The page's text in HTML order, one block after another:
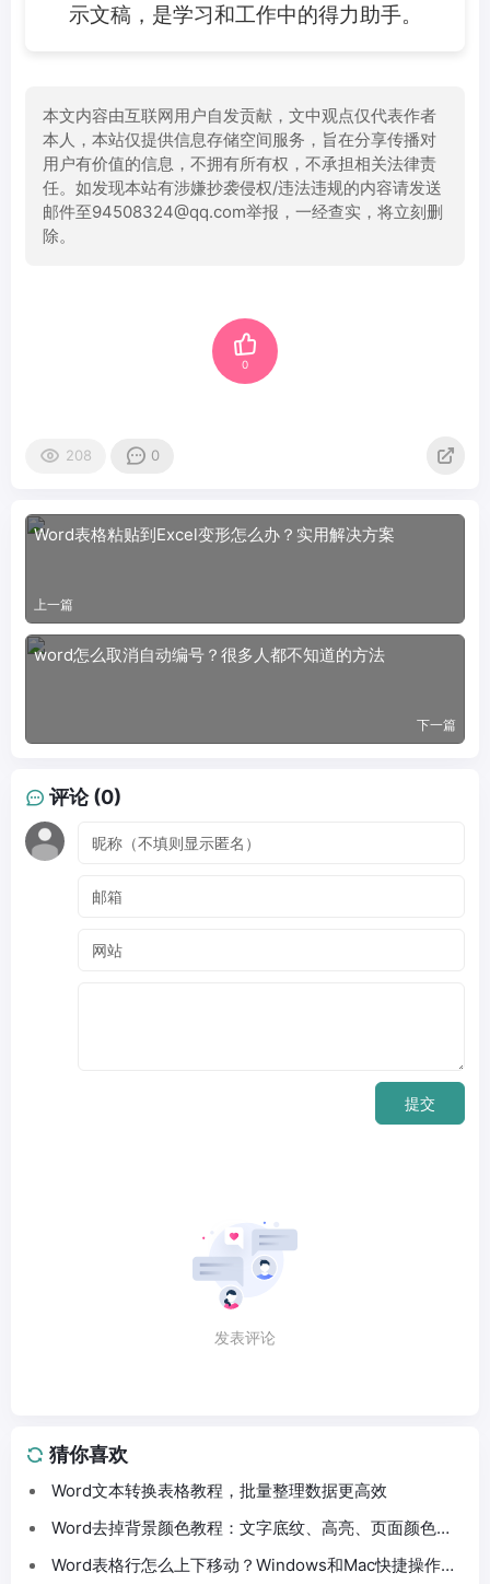
示文稿，是学习和工作中的得力助手。
本文内容由互联网用户自发贡献，文中观点仅代表作者
本人，本站仅提供信息存储空间服务，旨在分享传播对
用户有价值的信息，不拥有所有权，不承担相关法律责
任。如发现本站有涉嫌抄袭侵权/违法违规的内容请发送
邮件至94508324@qq.com举报，一经查实，将立刻删
除。
0
208 0
Word表格粘贴到Excel变形怎么办？实用解决方案
上一篇
word怎么取消自动编号？很多人都不知道的方法
下一篇
评论 (0)
提交
发表评论
猜你喜欢
Word文本转换表格教程，批量整理数据更高效
Word去掉背景颜色教程：文字底纹、高亮、页面颜色这
样处理
Word表格行怎么上下移动？Windows和Mac快捷操作分